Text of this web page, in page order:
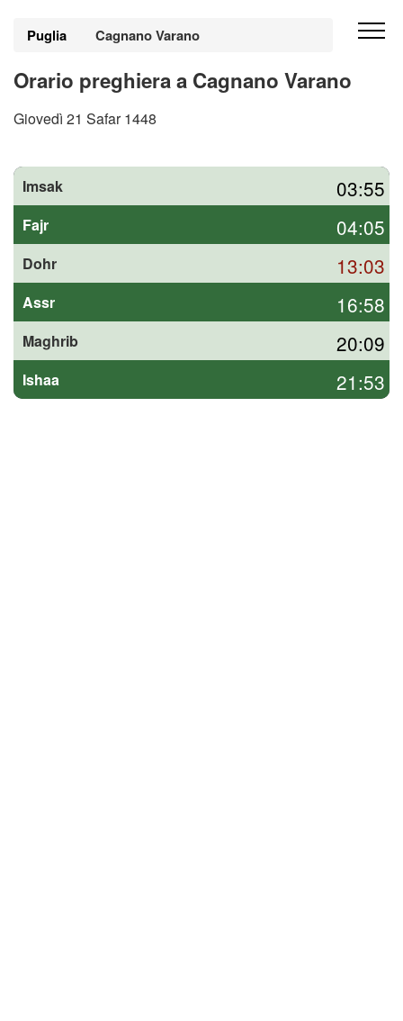
Puglia Cagnano Varano
Orario preghiera a Cagnano Varano
Giovedì 21 Safar 1448
Imsak 03:55
Fajr 04:05
Dohr 13:03
Assr 16:58
Maghrib 20:09
Ishaa 21:53